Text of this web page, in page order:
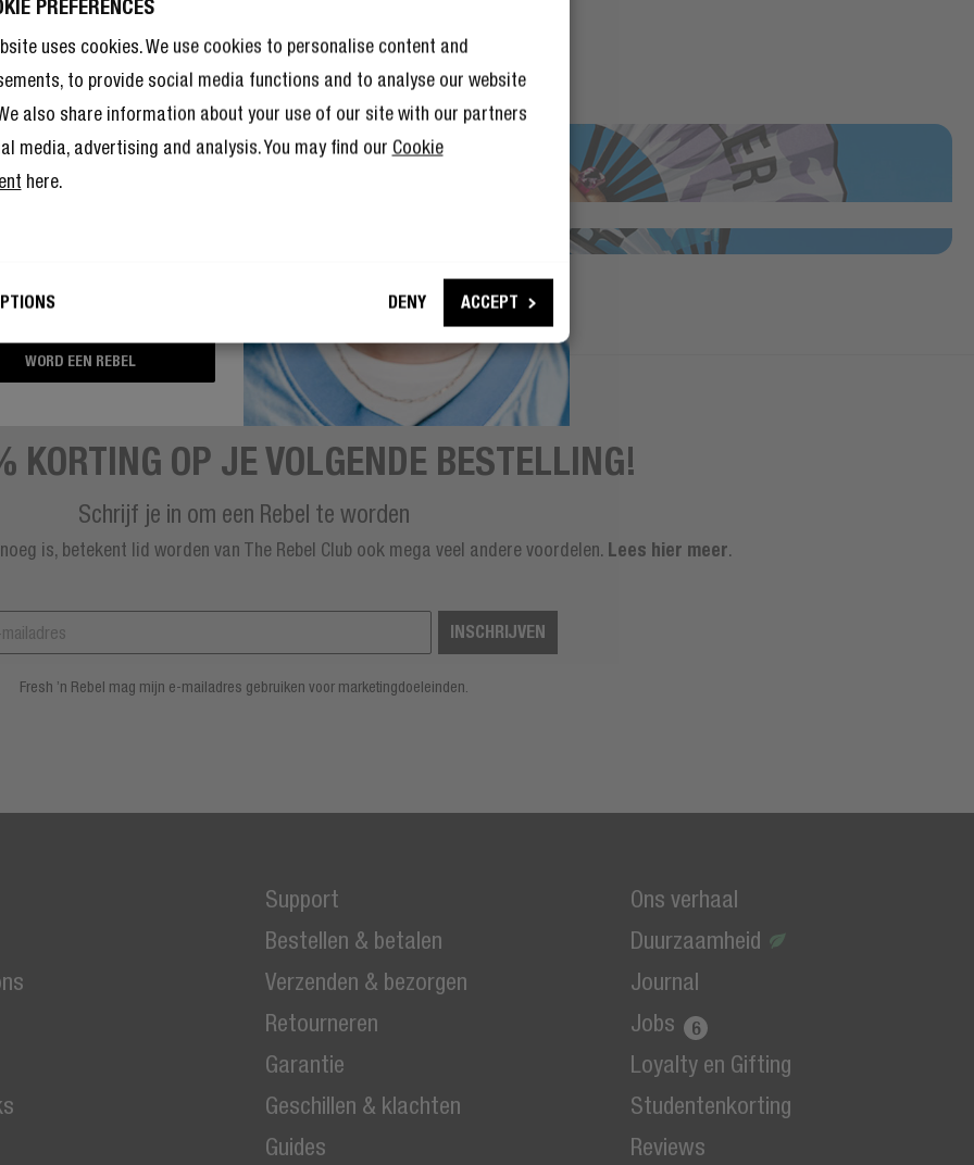
PREFERENCES
uses cookies. We use cookies to personalise content and
to provide social media functions and to analyse our website
also share information about your use of our site with our partners
media, advertising and analysis. You may find our Cookie
here.
DENY ACCEPT
KORTING OP JE VOLGENDE BESTELLING!
Schrijf je in om een Rebel te worden
is, betekent lid worden van The Rebel Club ook mega veel andere voordelen. Lees hier meer.
INSCHRIJVEN
Fresh ’n Rebel mag mijn e-mailadres gebruiken voor marketingdoeleinden.
Support
Bestellen & betalen
Verzenden & bezorgen
Retourneren
Garantie
Geschillen & klachten
Guides
Ons verhaal
Duurzaamheid
Journal
Jobs
Loyalty en Gifting
Studentenkorting
Reviews
korting nog niet genoeg is,
andere voordelen.Lees hier meer.
voor marketingdoeleinden
WORD EEN REBEL